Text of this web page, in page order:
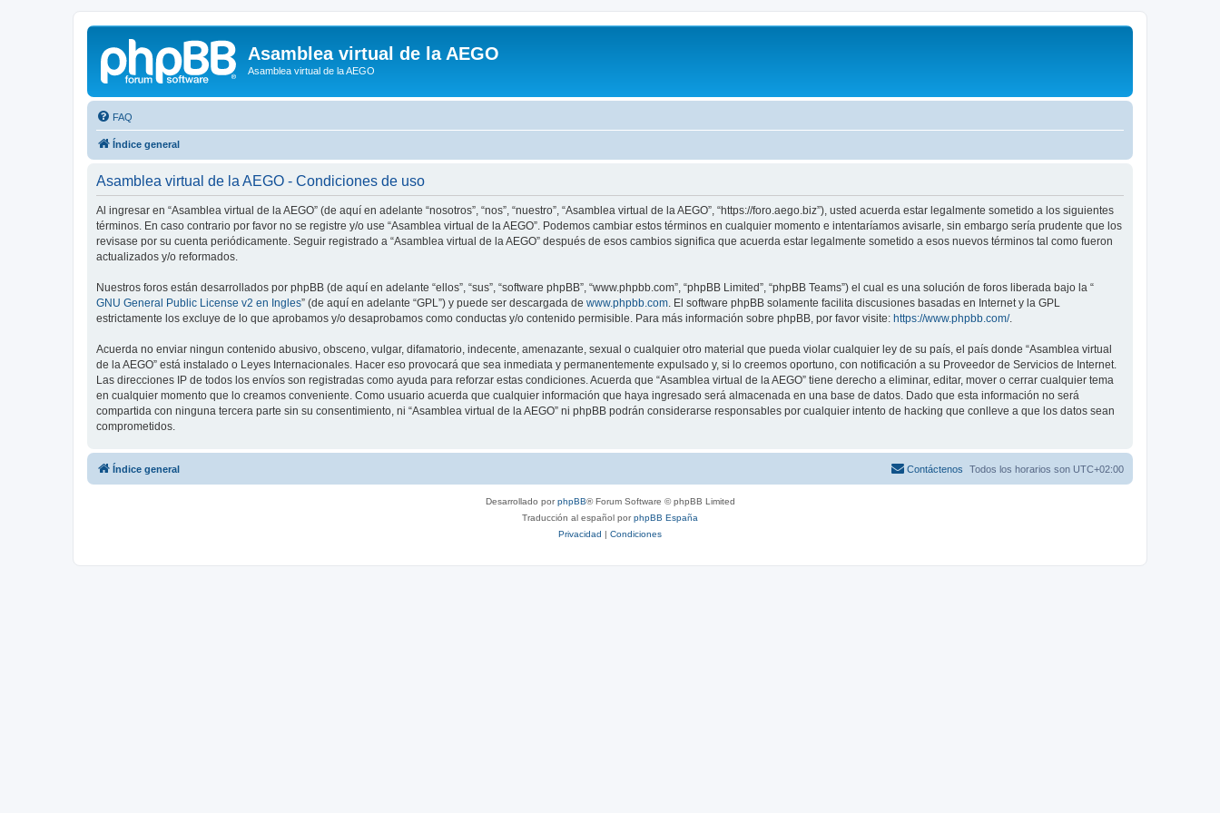
Asamblea virtual de la AEGO
Asamblea virtual de la AEGO
FAQ
Índice general
Asamblea virtual de la AEGO - Condiciones de uso
Al ingresar en “Asamblea virtual de la AEGO” (de aquí en adelante “nosotros”, “nos”, “nuestro”, “Asamblea virtual de la AEGO”, “https://foro.aego.biz”), usted acuerda estar legalmente sometido a los siguientes
términos. En caso contrario por favor no se registre y/o use “Asamblea virtual de la AEGO”. Podemos cambiar estos términos en cualquier momento e intentaríamos avisarle, sin embargo sería prudente que los
revisase por su cuenta periódicamente. Seguir registrado a “Asamblea virtual de la AEGO” después de esos cambios significa que acuerda estar legalmente sometido a esos nuevos términos tal como fueron
actualizados y/o reformados.
Nuestros foros están desarrollados por phpBB (de aquí en adelante “ellos”, “sus”, “software phpBB”, “www.phpbb.com”, “phpBB Limited”, “phpBB Teams”) el cual es una solución de foros liberada bajo la “
GNU General Public License v2 en Ingles” (de aquí en adelante “GPL”) y puede ser descargada de www.phpbb.com . El software phpBB solamente facilita discusiones basadas en Internet y la GPL
estrictamente los excluye de lo que aprobamos y/o desaprobamos como conductas y/o contenido permisible. Para más información sobre phpBB, por favor visite: https://www.phpbb.com/.
Acuerda no enviar ningun contenido abusivo, obsceno, vulgar, difamatorio, indecente, amenazante, sexual o cualquier otro material que pueda violar cualquier ley de su país, el país donde “Asamblea virtual
de la AEGO” está instalado o Leyes Internacionales. Hacer eso provocará que sea inmediata y permanentemente expulsado y, si lo creemos oportuno, con notificación a su Proveedor de Servicios de Internet.
Las direcciones IP de todos los envíos son registradas como ayuda para reforzar estas condiciones. Acuerda que “Asamblea virtual de la AEGO” tiene derecho a eliminar, editar, mover o cerrar cualquier tema
en cualquier momento que lo creamos conveniente. Como usuario acuerda que cualquier información que haya ingresado será almacenada en una base de datos. Dado que esta información no será
compartida con ninguna tercera parte sin su consentimiento, ni “Asamblea virtual de la AEGO” ni phpBB podrán considerarse responsables por cualquier intento de hacking que conlleve a que los datos sean
comprometidos.
Índice general Todos los horarios son UTC+02:00
Contáctenos
Desarrollado porphpBB® Forum Software © phpBB Limited
Traducción al español porphpBB España
Privacidad | Condiciones